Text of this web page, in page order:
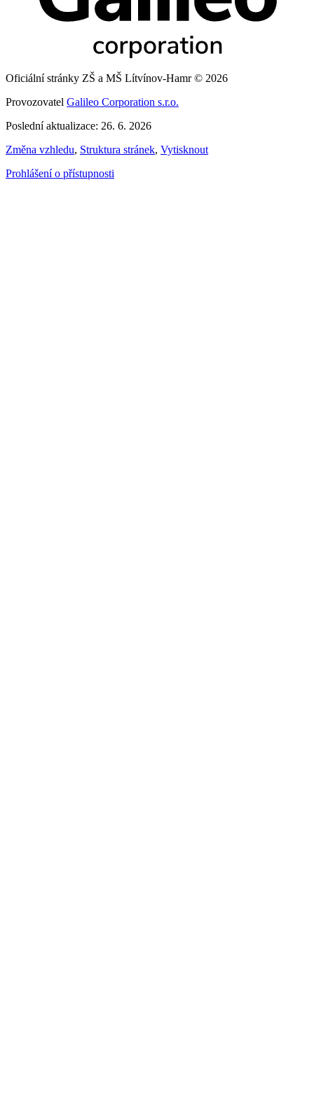
Oficiální stránky ZŠ a MŠ Lítvínov-Hamr © 2026
Provozovatel Galileo Corporation s.r.o.
Poslední aktualizace: 26. 6. 2026
Změna vzhledu, Struktura stránek, Vytisknout
Prohlášení o přístupnosti